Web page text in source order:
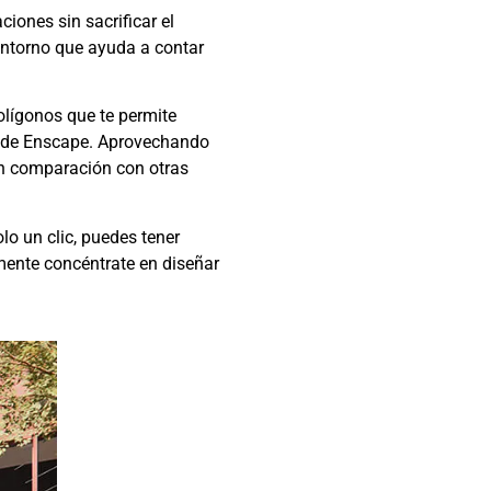
sin sacrificar el
que ayuda a contar
que te permite
Enscape. Aprovechando
comparación con otras
un clic, puedes tener
concéntrate en diseñar